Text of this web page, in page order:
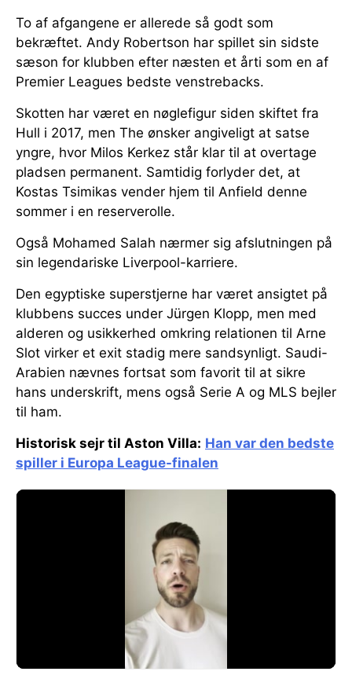
To af afgangene er allerede så godt som
bekræftet. Andy Robertson har spillet sin sidste
sæson for klubben efter næsten et årti som en af
Premier Leagues bedste venstrebacks.
Skotten har været en nøglefigur siden skiftet fra
Hull i 2017, men The ønsker angiveligt at satse
yngre, hvor Milos Kerkez står klar til at overtage
pladsen permanent. Samtidig forlyder det, at
Kostas Tsimikas vender hjem til Anfield denne
sommer i en reserverolle.
Også Mohamed Salah nærmer sig afslutningen på
sin legendariske Liverpool-karriere.
Den egyptiske superstjerne har været ansigtet på
klubbens succes under Jürgen Klopp, men med
alderen og usikkerhed omkring relationen til Arne
Slot virker et exit stadig mere sandsynligt. Saudi-
Arabien nævnes fortsat som favorit til at sikre
hans underskrift, mens også Serie A og MLS bejler
til ham.
Historisk sejr til Aston Villa: Han var den bedste
spiller i Europa League-finalen